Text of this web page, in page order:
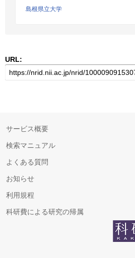
島根県立大学
URL:
サービス概要
検索マニュアル
よくある質問
お知らせ
利用規程
科研費による研究の帰属